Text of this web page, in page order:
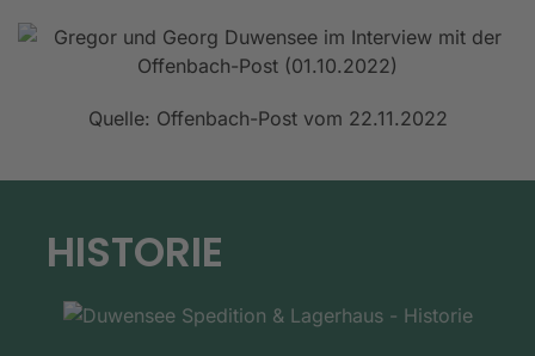
Quelle: Offenbach-Post vom 22.11.2022
HISTORIE